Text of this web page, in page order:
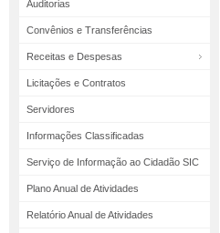
Auditorias
Convênios e Transferências
Receitas e Despesas
Licitações e Contratos
Servidores
Informações Classificadas
Serviço de Informação ao Cidadão SIC
Plano Anual de Atividades
Relatório Anual de Atividades